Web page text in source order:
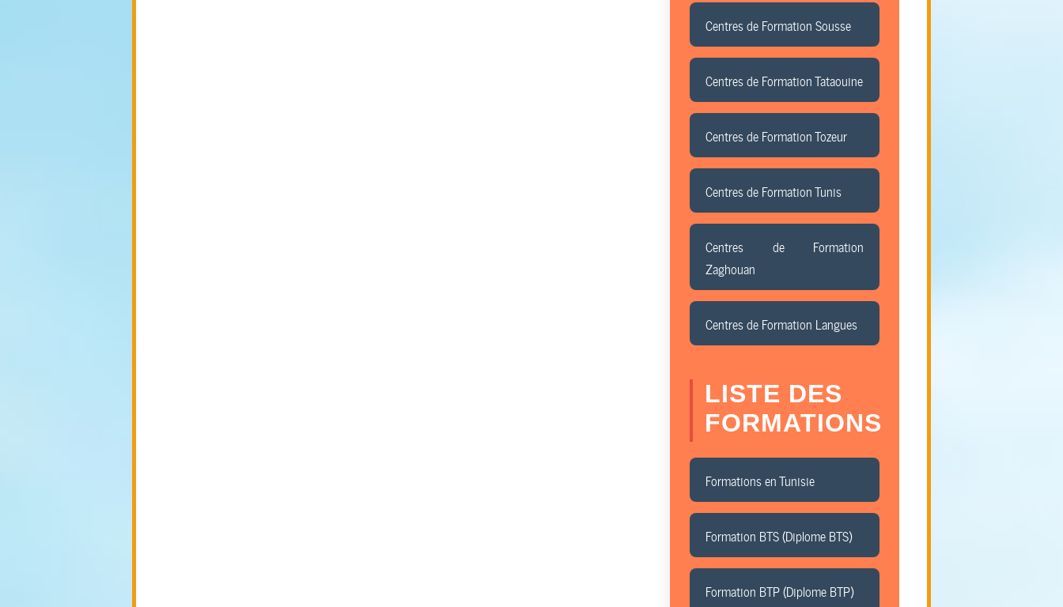
Centres de Formation Sousse
Centres de Formation Tataouine
Centres de Formation Tozeur
Centres de Formation Tunis
Centres de Formation
Zaghouan
Centres de Formation Langues
LISTE DES
FORMATIONS
Formations en Tunisie
Formation BTS (Diplome BTS)
Formation BTP (Diplome BTP)